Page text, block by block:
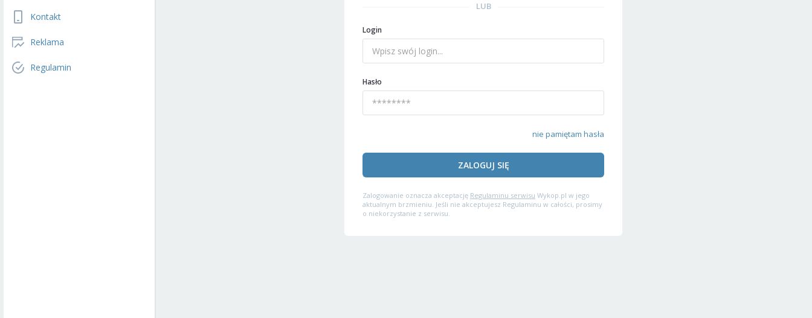
Kontakt
Reklama
Regulamin
LUB
Login
Hasło
nie pamiętam hasła
ZALOGUJ SIĘ
Zalogowanie oznacza akceptację Regulaminu serwisu Wykop.pl w jego
aktualnym brzmieniu. Jeśli nie akceptujesz Regulaminu w całości, prosimy
o niekorzystanie z serwisu.